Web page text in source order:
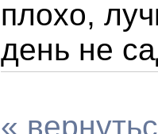
плохо,
день не
«